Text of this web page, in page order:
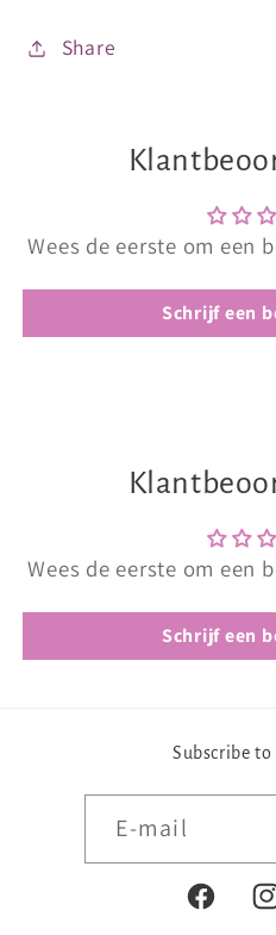
Share
Wees de eerste om een
Schrijf een
Wees de eerste om een
Schrijf een
Subscribe
E‑mail
Facebook